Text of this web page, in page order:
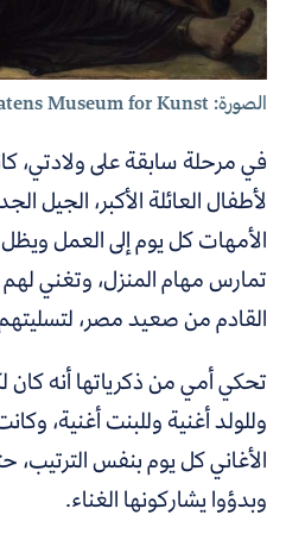
الصورة: Statens Museum for Kunst
في مرحلة سابقة على ولادتي،
لأطفال العائلة الأكبر، الجيل
الأمهات كل يوم إلى العمل
تمارس مهام المنزل، وتغني لهم
القادم من صعيد مصر،
تحكي أمي من ذكرياتها أنه كان
وللولد أغنية وللبنت أغنية،
الأغاني كل يوم بنفس الترتيب،
وبدؤوا يشاركونها الغناء.